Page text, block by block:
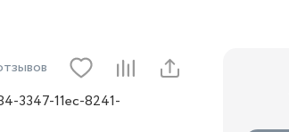
3347-11ec-8241-